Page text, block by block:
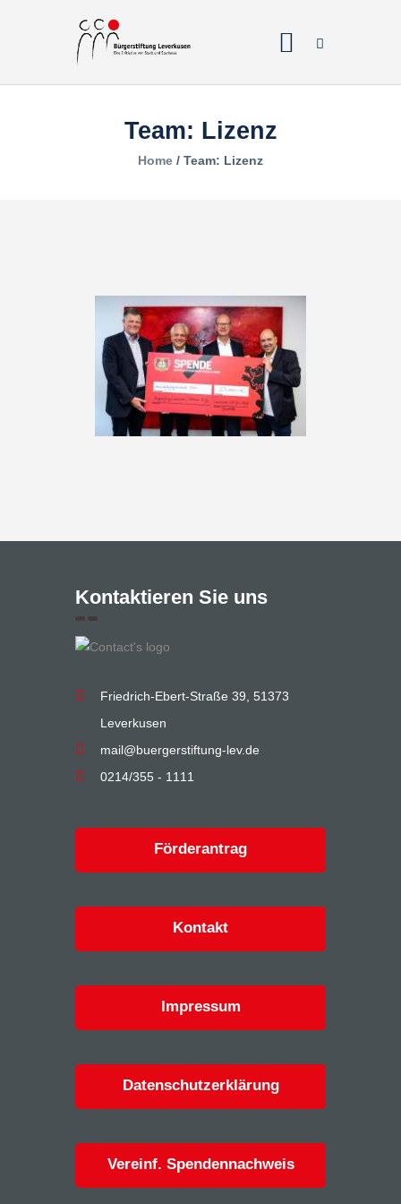
Team: Lizenz
Home Team: Lizenz
Förderantrag
Spenden
Kontaktieren Sie uns
Friedrich-Ebert-Straße 39, 51373
Leverkusen
mail@buergerstiftung-lev.de
0214/355 - 1111
Förderantrag
Kontakt
Impressum
Datenschutzerklärung
Vereinf. Spendennachweis